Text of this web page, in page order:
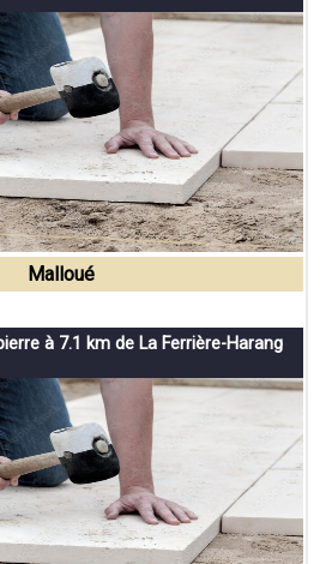
Malloué
à 7.1 km de La Ferrière-Harang